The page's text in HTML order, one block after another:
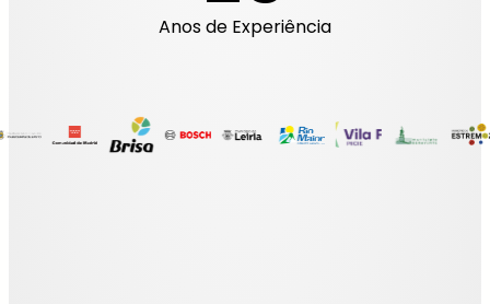
Anos de Experiência